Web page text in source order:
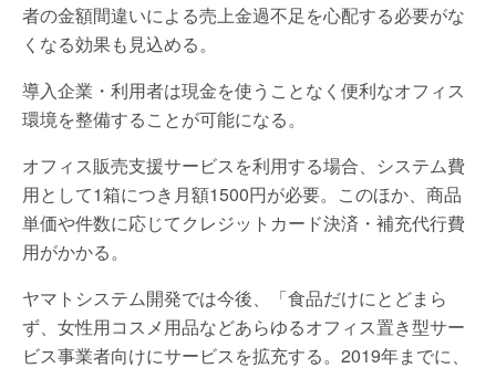
者の金額間違いによる売上金過不足を心配する必要がな
くなる効果も見込める。
導入企業・利用者は現金を使うことなく便利なオフィス
環境を整備することが可能になる。
オフィス販売支援サービスを利用する場合、システム費
用として1箱につき月額1500円が必要。このほか、商品
単価や件数に応じてクレジットカード決済・補充代行費
用がかかる。
ヤマトシステム開発では今後、「食品だけにとどまら
ず、女性用コスメ用品などあらゆるオフィス置き型サー
ビス事業者向けにサービスを拡充する。2019年までに、